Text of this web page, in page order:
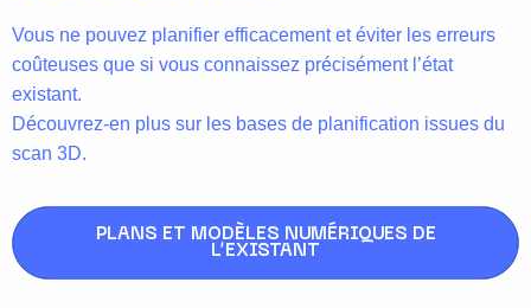
Vous ne pouvez planifier efficacement et éviter les erreurs
coûteuses que si vous connaissez précisément l’état
existant.
Découvrez-en plus sur les bases de planification issues du
scan 3D.
PLANS ET MODÈLES NUMÉRIQUES DE
L’EXISTANT